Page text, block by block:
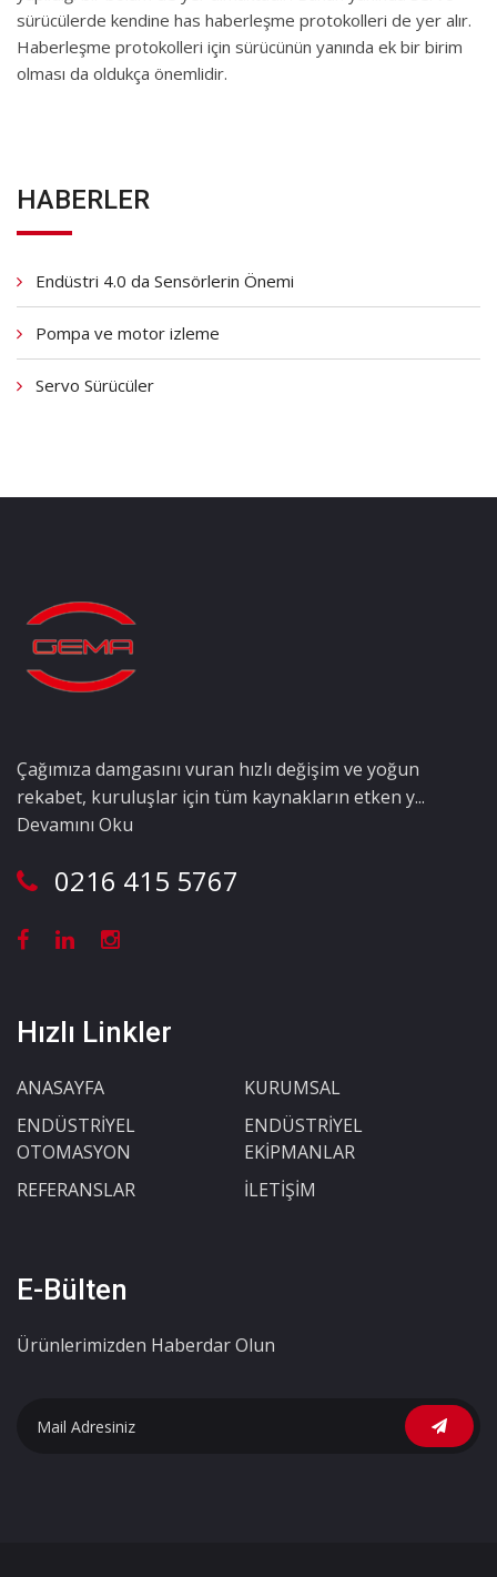
sürücülerde kendine has haberleşme protokolleri de yer alır.
Haberleşme protokolleri için sürücünün yanında ek bir birim
olması da oldukça önemlidir.
HABERLER
Endüstri 4.0 da Sensörlerin Önemi
Pompa ve motor izleme
Servo Sürücüler
Çağımıza damgasını vuran hızlı değişim ve yoğun
rekabet, kuruluşlar için tüm kaynakların etken y...
Devamını Oku
0216 415 5767
Hızlı Linkler
ANASAYFA
KURUMSAL
ENDÜSTRİYEL
OTOMASYON
ENDÜSTRİYEL
EKİPMANLAR
REFERANSLAR
İLETİŞİM
E-Bülten
Ürünlerimizden Haberdar Olun